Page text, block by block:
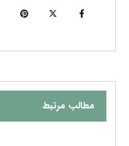
مطالب مرتبط